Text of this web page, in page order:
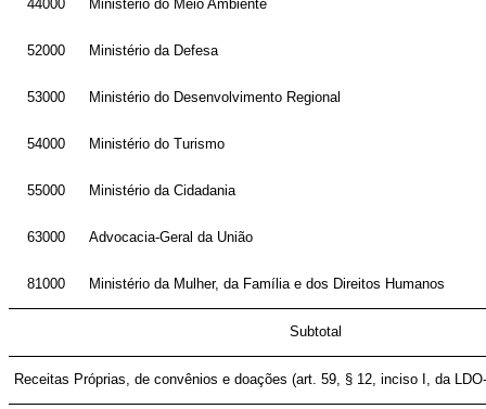
44000 Ministério do Meio Ambiente
52000 Ministério da Defesa
53000 Ministério do Desenvolvimento Regional
54000 Ministério do Turismo
55000 Ministério da Cidadania
63000 Advocacia-Geral da União
81000 Ministério da Mulher, da Família e dos Direitos Humanos
Subtotal
Receitas Próprias, de convênios e doações (art. 59, § 12, inciso I, da